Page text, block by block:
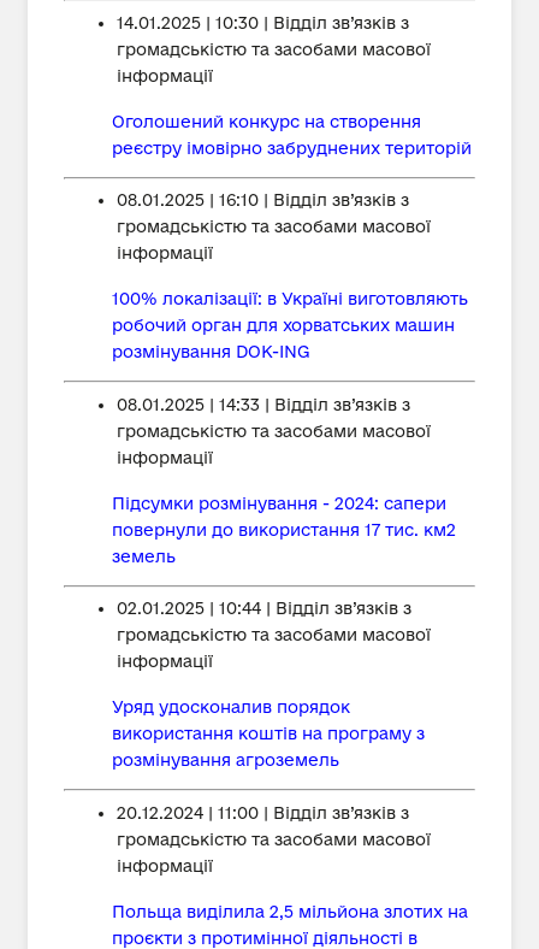
14.01.2025 | 10:30 | Відділ зв’язків з
громадськістю та засобами масової
інформації
Оголошений конкурс на створення
реєстру імовірно забруднених територій
08.01.2025 | 16:10 | Відділ зв’язків з
громадськістю та засобами масової
інформації
100% локалізації: в Україні виготовляють
робочий орган для хорватських машин
розмінування DOK-ING
08.01.2025 | 14:33 | Відділ зв’язків з
громадськістю та засобами масової
інформації
Підсумки розмінування - 2024: сапери
повернули до використання 17 тис. км2
земель
02.01.2025 | 10:44 | Відділ зв’язків з
громадськістю та засобами масової
інформації
Уряд удосконалив порядок
використання коштів на програму з
розмінування агроземель
20.12.2024 | 11:00 | Відділ зв’язків з
громадськістю та засобами масової
інформації
Польща виділила 2,5 мільйона злотих на
проєкти з протимінної діяльності в